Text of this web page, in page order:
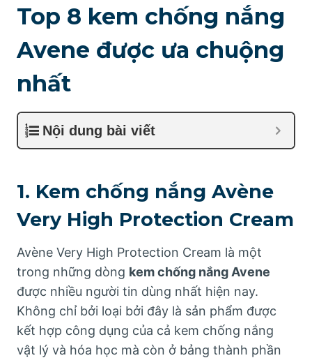
Top 8 kem chống nắng
Avene được ưa chuộng
nhất
Nội dung bài viết
1. Kem chống nắng Avène
Very High Protection Cream
Avène Very High Protection Cream là một
trong những dòng kem chống nắng Avene
được nhiều người tin dùng nhất hiện nay.
Không chỉ bởi loại bởi đây là sản phẩm được
kết hợp công dụng của cả kem chống nắng
vật lý và hóa học mà còn ở bảng thành phần